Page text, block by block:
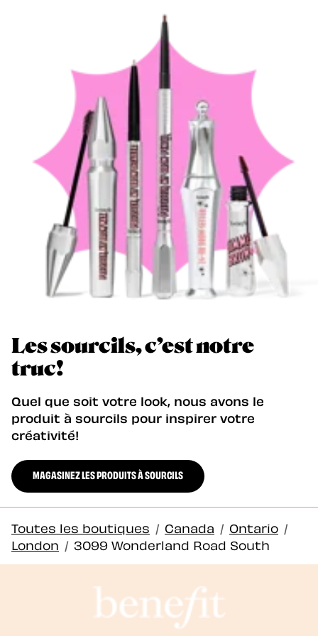
Les sourcils, c’est notre
truc!
Quel que soit votre look, nous avons le
produit à sourcils pour inspirer votre
créativité!
MAGASINEZ LES PRODUITS À SOURCILS
Toutes les boutiques / Canada / Ontario /
London / 3099 Wonderland Road South